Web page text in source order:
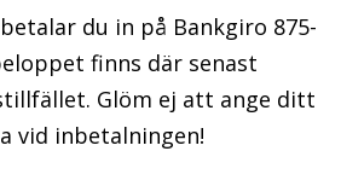
du in på Bankgiro 875-
finns där senast
Glöm ej att ange ditt
vid inbetalningen!